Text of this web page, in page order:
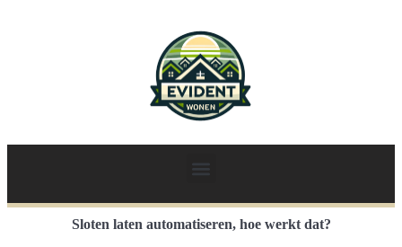
Sloten laten automatiseren, hoe werkt dat?